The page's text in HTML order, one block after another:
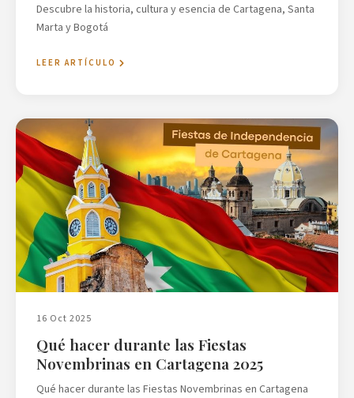
Descubre la historia, cultura y esencia de Cartagena, Santa
Marta y Bogotá
LEER ARTÍCULO
16 Oct 2025
Qué hacer durante las Fiestas
Novembrinas en Cartagena 2025
Qué hacer durante las Fiestas Novembrinas en Cartagena